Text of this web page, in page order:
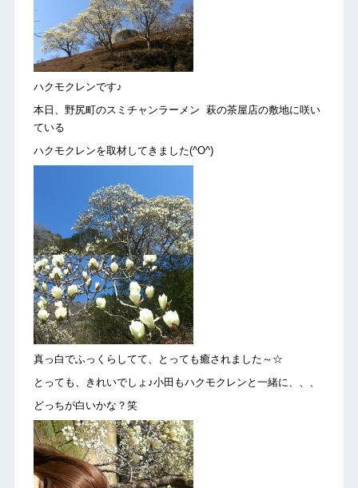
ハクモクレンです♪
本日、野尻町のスミチャンラーメン 萩の茶屋店の敷地に咲い
ている
ハクモクレンを取材してきました(^O^)
真っ白でふっくらしてて、とっても癒されました～☆
とっても、きれいでしょ♪小田もハクモクレンと一緒に、、、
どっちが白いかな？笑